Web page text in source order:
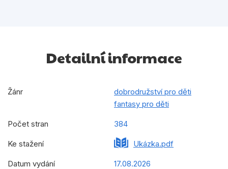
Detailní informace
Žánr
dobrodružství pro děti
fantasy pro děti
Počet stran 384
Ke stažení Ukázka.pdf
Datum vydání 17.08.2026